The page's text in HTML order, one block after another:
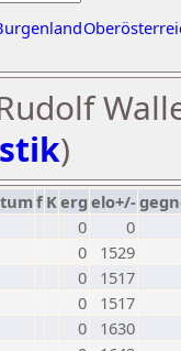
)
f Kerg elo+/-
0
0
0
1529
0
1517
0
1517
0
1630